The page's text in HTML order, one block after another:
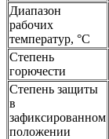
Диапазон
рабочих
температур, °С
Степень
горючести
Степень защиты
в
зафиксированном
положении